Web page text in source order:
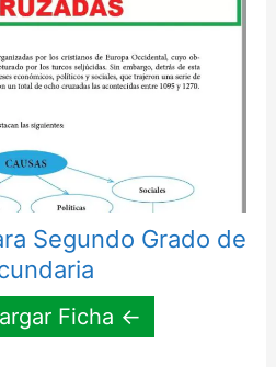
Segundo Grado de
Ficha ←